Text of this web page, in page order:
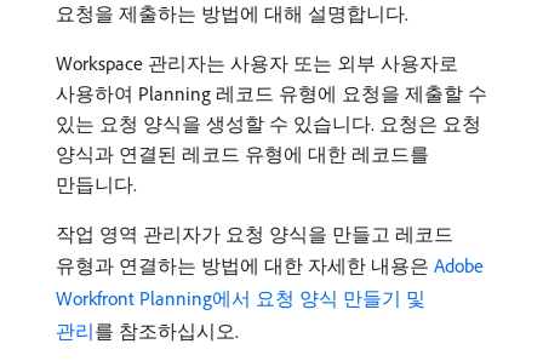
요청을 제출하는 방법에 대해 설명합니다.
Workspace 관리자는 사용자 또는 외부 사용자로
사용하여 Planning 레코드 유형에 요청을 제출할 수
있는 요청 양식을 생성할 수 있습니다. 요청은 요청
양식과 연결된 레코드 유형에 대한 레코드를
만듭니다.
작업 영역 관리자가 요청 양식을 만들고 레코드
유형과 연결하는 방법에 대한 자세한 내용은 Adobe
Workfront Planning에서 요청 양식 만들기 및
관리를 참조하십시오.